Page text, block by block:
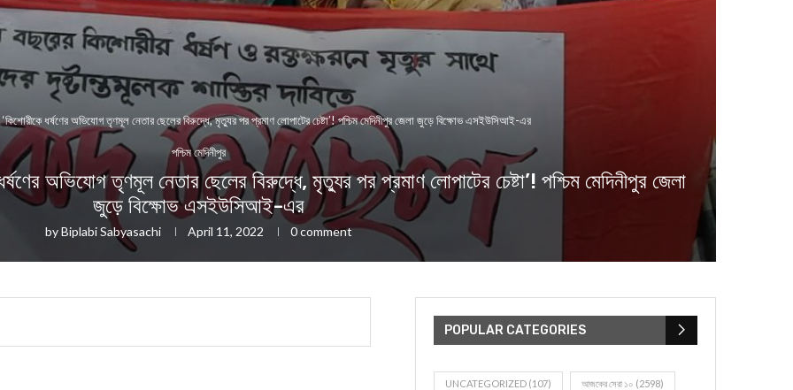
ধর্ষণের অভিযোগ তৃণমূল নেতার ছেলের বিরুদ্ধে, মৃত্যুর পর প্রমাণ লোপাটের চেষ্টা’! পশ্চিম মেদিনীপুর জেলা জুড়ে বিক্ষোভ এসইউসিআই-এর
পশ্চিম মেদিনীপুর
অভিযোগ তৃণমূল নেতার ছেলের বিরুদ্ধে, মৃত্যুর পর প্রমাণ লোপাটের চেষ্টা’! পশ্চিম মেদিনীপুর জেলা
জুড়ে বিক্ষোভ এসইউসিআই-এর
byBiplabi Sabyasachi April 11, 2022 0 comment
POPULAR CATEGORIES
UNCATEGORIZED (107) আজকের সেরা ১০ (2598)